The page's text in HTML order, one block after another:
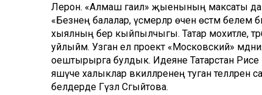
Лерон. «Алмаш гаилә» җыенының максаты да
«Безнең балалар, үсмерләр өчен өстәмә
хыялның бер кыйпылчыгы. Татар мохитле,
уйлыйм. Узган ел проект «Московский»
оештырырга булдык. Идеяне Татарстан
яшәүче халыклар вәкилләренең туган телләрен
белдерде Гүзәл Сәгыйтова.